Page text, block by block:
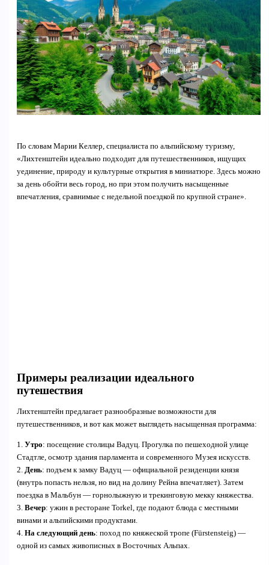
По словам Марии Келлер, специалиста по альпийскому туризму,
«Лихтенштейн идеально подходит для путешественников, ищущих
уединение, природу и культурные открытия в миниатюре. Здесь можно
за день обойти весь город, но при этом получить насыщенные
впечатления, сравнимые с недельной поездкой по крупной стране».
Примеры реализации идеального
путешествия
Лихтенштейн предлагает разнообразные возможности для
путешественников, и вот как может выглядеть насыщенная программа:
1. Утро: посещение столицы Вадуц. Прогулка по пешеходной улице
Стадтле, осмотр здания парламента и современного Музея искусств.
2. День: подъем к замку Вадуц — официальной резиденции князя
(внутрь попасть нельзя, но вид на долину Рейна впечатляет). Затем
поездка в Мальбун — горнолыжную и трекинговую мекку княжества.
3. Вечер: ужин в ресторане Torkel, где подают блюда с местными
винами и альпийскими продуктами.
4. На следующий день: поход по княжеской тропе (Fürstensteig) —
одной из самых живописных в Восточных Альпах.